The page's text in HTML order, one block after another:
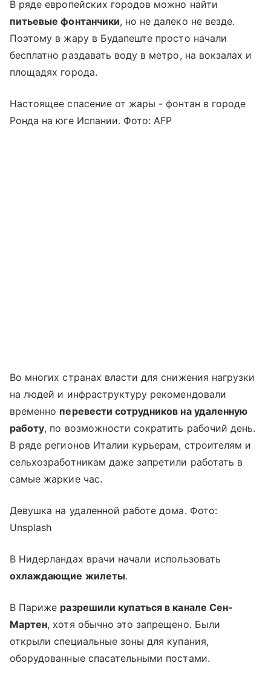
В ряде европейских городов можно найти
питьевые фонтанчики, но не далеко не везде.
Поэтому в жару в Будапеште просто начали
бесплатно раздавать воду в метро, на вокзалах и
площадях города.
Настоящее спасение от жары - фонтан в городе
Ронда на юге Испании. Фото: AFP
Во многих странах власти для снижения нагрузки
на людей и инфраструктуру рекомендовали
временно перевести сотрудников на удаленную
работу, по возможности сократить рабочий день.
В ряде регионов Италии курьерам, строителям и
сельхозработникам даже запретили работать в
самые жаркие час.
Девушка на удаленной работе дома. Фото:
Unsplash
В Нидерландах врачи начали использовать
охлаждающие жилеты.
В Париже разрешили купаться в канале Сен-
Мартен, хотя обычно это запрещено. Были
открыли специальные зоны для купания,
оборудованные спасательными постами.